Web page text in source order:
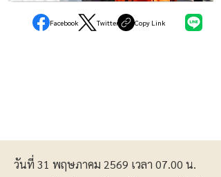
Facebook Twitter Copy Link
วันที่ 31 พฤษภาคม 2569 เวลา 07.00 น.